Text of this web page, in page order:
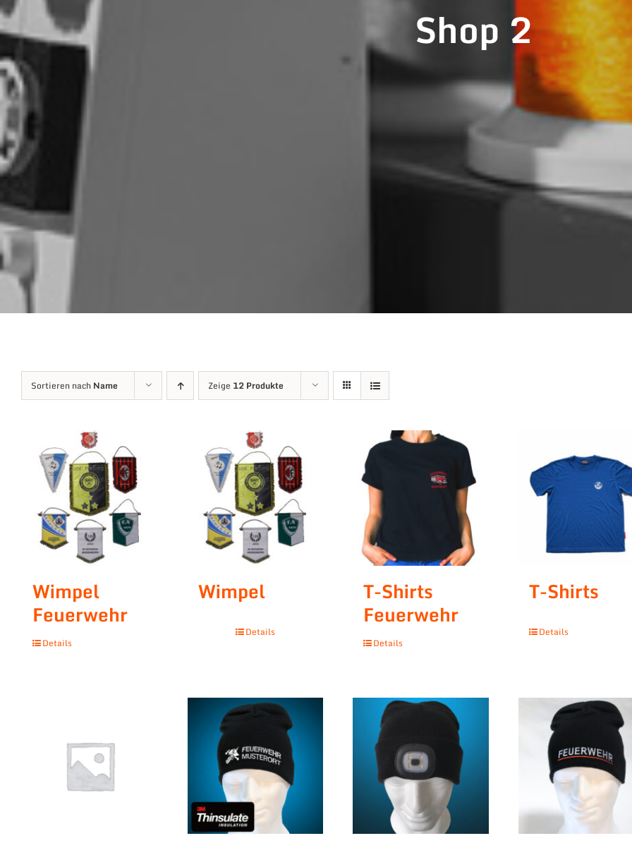
Shop 2
Sortieren nach Name Zeige 12 Produkte
Wimpel
Feuerwehr
Details
Wimpel
Details
T-Shirts
Feuerwehr
Details
T-Shirts
Details